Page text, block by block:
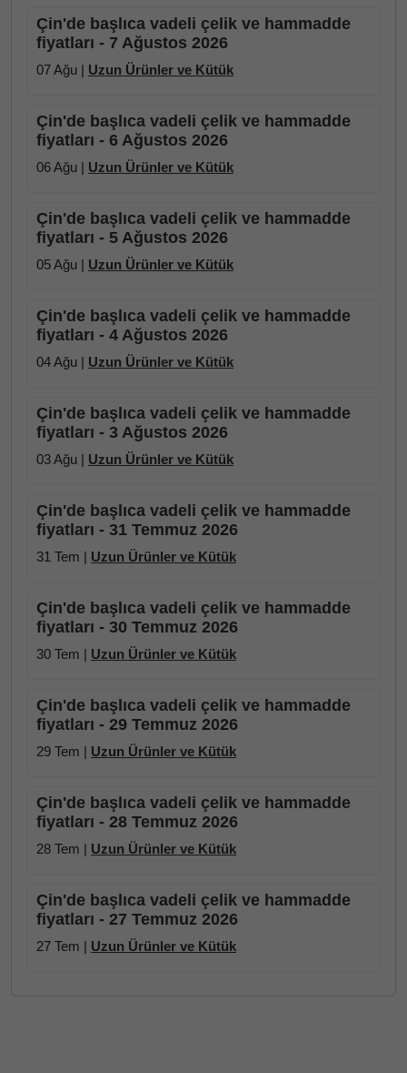
Çin'de başlıca vadeli çelik ve hammadde
fiyatları - 7 Ağustos 2026
07 Ağu | Uzun Ürünler ve Kütük
Çin'de başlıca vadeli çelik ve hammadde
fiyatları - 6 Ağustos 2026
06 Ağu | Uzun Ürünler ve Kütük
Çin'de başlıca vadeli çelik ve hammadde
fiyatları - 5 Ağustos 2026
05 Ağu | Uzun Ürünler ve Kütük
Çin'de başlıca vadeli çelik ve hammadde
fiyatları - 4 Ağustos 2026
04 Ağu | Uzun Ürünler ve Kütük
Çin'de başlıca vadeli çelik ve hammadde
fiyatları - 3 Ağustos 2026
03 Ağu | Uzun Ürünler ve Kütük
Çin'de başlıca vadeli çelik ve hammadde
fiyatları - 31 Temmuz 2026
31 Tem | Uzun Ürünler ve Kütük
Çin'de başlıca vadeli çelik ve hammadde
fiyatları - 30 Temmuz 2026
30 Tem | Uzun Ürünler ve Kütük
Çin'de başlıca vadeli çelik ve hammadde
fiyatları - 29 Temmuz 2026
29 Tem | Uzun Ürünler ve Kütük
Çin'de başlıca vadeli çelik ve hammadde
fiyatları - 28 Temmuz 2026
28 Tem | Uzun Ürünler ve Kütük
Çin'de başlıca vadeli çelik ve hammadde
fiyatları - 27 Temmuz 2026
27 Tem | Uzun Ürünler ve Kütük